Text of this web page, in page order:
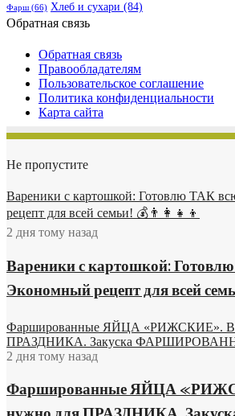
Фарш(66) Хлеб и сухари (84)
Обратная связь
Обратная связь
Правообладателям
Пользовательское соглашение
Политика конфиденциальности
Карта сайта
Не пропустите
Вареники с картошкой: Готовлю ТАК
рецепт для всей семьи! 💰👨👩👧👦
2 дня тому назад
Вареники с картошкой:
Экономный рецепт для всей
Фаршированные ЯЙЦА «РИЖСКИЕ».
ПРАЗДНИКА. Закуска
2 дня тому назад
Фаршированные ЯЙЦА